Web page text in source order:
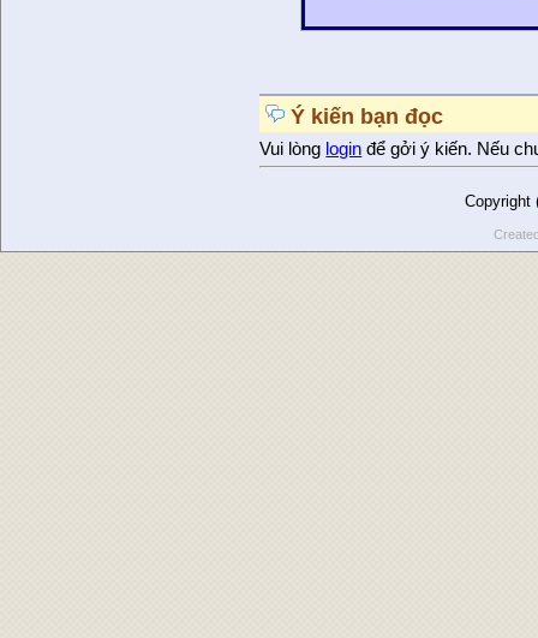
Ý kiến bạn đọc
Vui lòng login để gởi ý kiến. Nếu
Copyright